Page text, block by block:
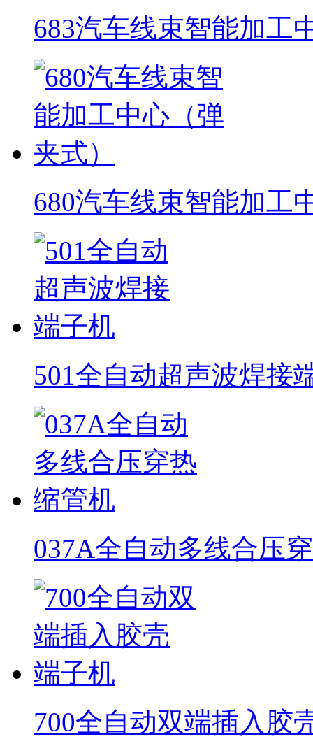
683汽车线束智能加工
680汽车线束智能加工
501全自动超声波焊接
037A全自动多线合压
700全自动双端插入胶